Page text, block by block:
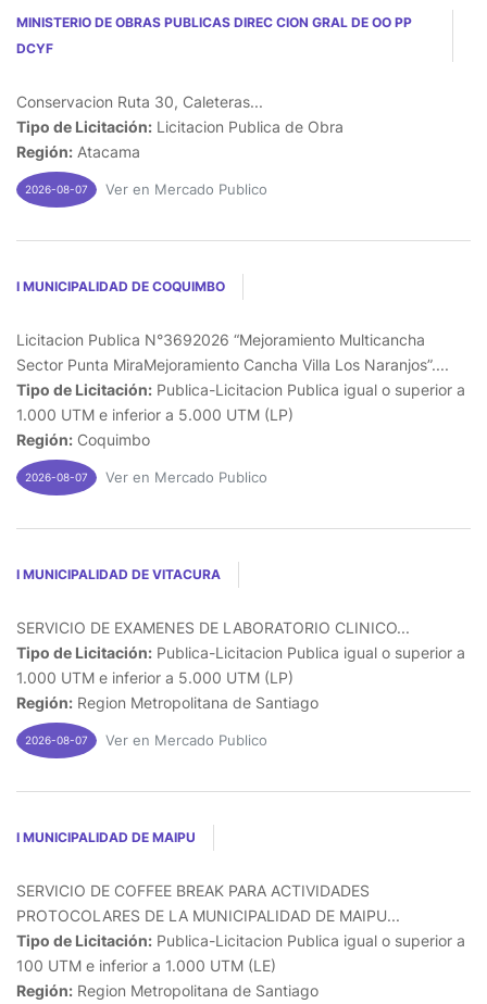
MINISTERIO DE OBRAS PUBLICAS DIREC CION GRAL DE OO PP
DCYF
Conservacion Ruta 30, Caleteras...
Tipo de Licitación: Licitacion Publica de Obra
Región: Atacama
2026-08-07 Ver en Mercado Publico
I MUNICIPALIDAD DE COQUIMBO
Licitacion Publica N°3692026 “Mejoramiento Multicancha
Sector Punta MiraMejoramiento Cancha Villa Los Naranjos”....
Tipo de Licitación: Publica-Licitacion Publica igual o superior a
1.000 UTM e inferior a 5.000 UTM (LP)
Región: Coquimbo
2026-08-07 Ver en Mercado Publico
I MUNICIPALIDAD DE VITACURA
SERVICIO DE EXAMENES DE LABORATORIO CLINICO...
Tipo de Licitación: Publica-Licitacion Publica igual o superior a
1.000 UTM e inferior a 5.000 UTM (LP)
Región: Region Metropolitana de Santiago
2026-08-07 Ver en Mercado Publico
I MUNICIPALIDAD DE MAIPU
SERVICIO DE COFFEE BREAK PARA ACTIVIDADES
PROTOCOLARES DE LA MUNICIPALIDAD DE MAIPU...
Tipo de Licitación: Publica-Licitacion Publica igual o superior a
100 UTM e inferior a 1.000 UTM (LE)
Región: Region Metropolitana de Santiago